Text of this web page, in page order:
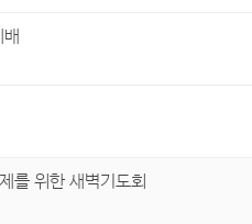
를 위한 새벽기도회